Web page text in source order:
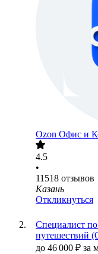
Ozon Офис и
4.5
•
11518 отзывов
Казань
Откликнуться
Специалист
путешествий
до 46 000 ₽ за